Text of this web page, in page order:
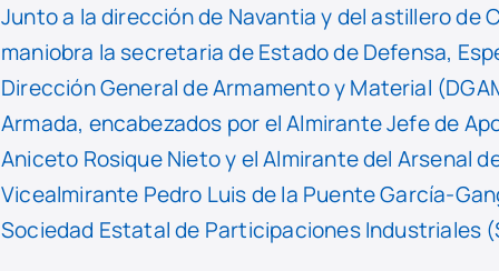
Junto a la dirección de Navantia y del astillero de
maniobra la secretaria de Estado de Defensa,
Dirección General de Armamento y Material
Armada, encabezados por el Almirante Jefe de
Aniceto Rosique Nieto y el Almirante del Arsenal
Vicealmirante Pedro Luis de la Puente García-
Sociedad Estatal de Participaciones Industriales